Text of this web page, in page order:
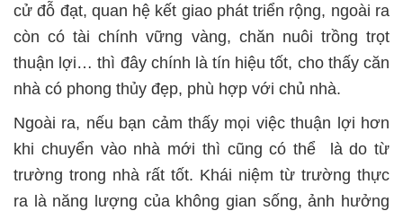
cử đỗ đạt, quan hệ kết giao phát triển rộng, ngoài ra
còn có tài chính vững vàng, chăn nuôi trồng trọt
thuận lợi… thì đây chính là tín hiệu tốt, cho thấy căn
nhà có phong thủy đẹp, phù hợp với chủ nhà.
Ngoài ra, nếu bạn cảm thấy mọi việc thuận lợi hơn
khi chuyển vào nhà mới thì cũng có thể là do từ
trường trong nhà rất tốt. Khái niệm từ trường thực
ra là năng lượng của không gian sống, ảnh hưởng